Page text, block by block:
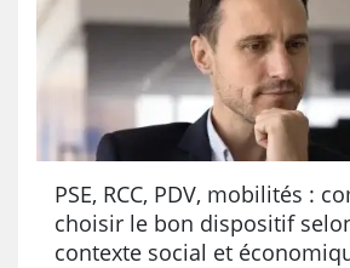
PSE, RCC, PDV, mobilités :
choisir le bon dispositif
contexte social et